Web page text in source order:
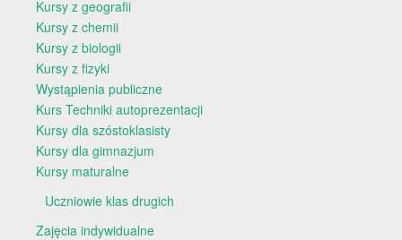
Kursy z geografii
Kursy z chemii
Kursy z biologii
Kursy z fizyki
Wystąpienia publiczne
Kurs Techniki autoprezentacji
Kursy dla szóstoklasisty
Kursy dla gimnazjum
Kursy maturalne
Uczniowie klas drugich
Zajęcia indywidualne